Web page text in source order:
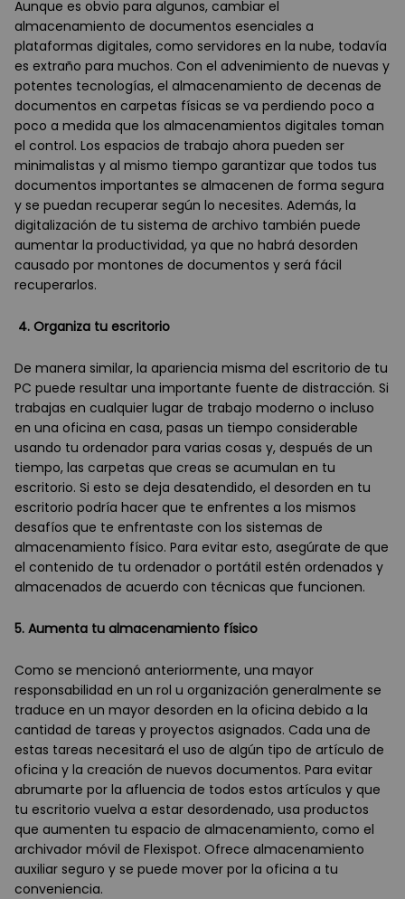
Aunque es obvio para algunos, cambiar el
almacenamiento de documentos esenciales a
plataformas digitales, como servidores en la nube, todavía
es extraño para muchos. Con el advenimiento de nuevas y
potentes tecnologías, el almacenamiento de decenas de
documentos en carpetas físicas se va perdiendo poco a
poco a medida que los almacenamientos digitales toman
el control. Los espacios de trabajo ahora pueden ser
minimalistas y al mismo tiempo garantizar que todos tus
documentos importantes se almacenen de forma segura
y se puedan recuperar según lo necesites. Además, la
digitalización de tu sistema de archivo también puede
aumentar la productividad, ya que no habrá desorden
causado por montones de documentos y será fácil
recuperarlos.
4. Organiza tu escritorio
De manera similar, la apariencia misma del escritorio de tu
PC puede resultar una importante fuente de distracción. Si
trabajas en cualquier lugar de trabajo moderno o incluso
en una oficina en casa, pasas un tiempo considerable
usando tu ordenador para varias cosas y, después de un
tiempo, las carpetas que creas se acumulan en tu
escritorio. Si esto se deja desatendido, el desorden en tu
escritorio podría hacer que te enfrentes a los mismos
desafíos que te enfrentaste con los sistemas de
almacenamiento físico. Para evitar esto, asegúrate de que
el contenido de tu ordenador o portátil estén ordenados y
almacenados de acuerdo con técnicas que funcionen.
5. Aumenta tu almacenamiento físico
Como se mencionó anteriormente, una mayor
responsabilidad en un rol u organización generalmente se
traduce en un mayor desorden en la oficina debido a la
cantidad de tareas y proyectos asignados. Cada una de
estas tareas necesitará el uso de algún tipo de artículo de
oficina y la creación de nuevos documentos. Para evitar
abrumarte por la afluencia de todos estos artículos y que
tu escritorio vuelva a estar desordenado, usa productos
que aumenten tu espacio de almacenamiento, como el
archivador móvil de Flexispot. Ofrece almacenamiento
auxiliar seguro y se puede mover por la oficina a tu
conveniencia.